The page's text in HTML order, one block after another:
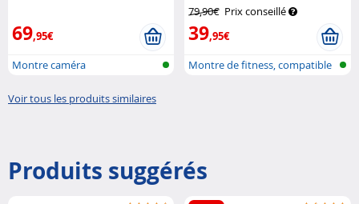
69,95€
Montre caméra
79,90€ Prix conseillé
39,95€
Montre de fitness, compatible
Voir tous les produits similaires
Produits suggérés